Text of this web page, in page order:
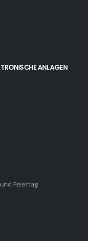
ANLAGEN
Feiertag